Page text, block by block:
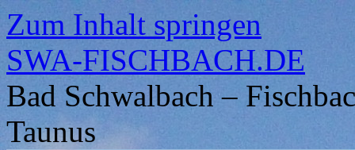
Zum Inhalt springen
SWA-FISCHBACH.DE
Bad Schwalbach –
Taunus